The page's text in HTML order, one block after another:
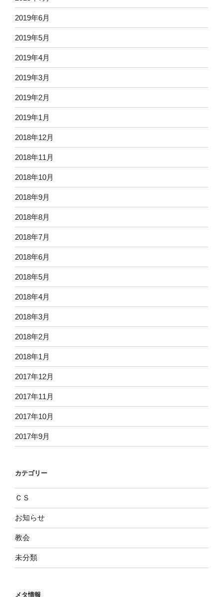
2019年6月
2019年5月
2019年4月
2019年3月
2019年2月
2019年1月
2018年12月
2018年11月
2018年10月
2018年9月
2018年8月
2018年7月
2018年6月
2018年5月
2018年4月
2018年3月
2018年2月
2018年1月
2017年12月
2017年11月
2017年10月
2017年9月
カテゴリー
ＣＳ
お知らせ
教会
未分類
メタ情報